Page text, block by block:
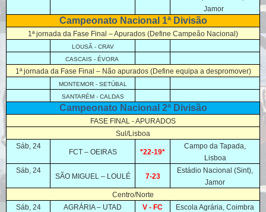
Jamor
Campeonato Nacional 1ª Divisão
1ª jornada da Fase Final – Apurados (Define Campeão Nacional)
LOUSÃ - CRAV
CASCAIS - ÉVORA
1ª jornada da Fase Final – Não apurados (Define equipa a despromover)
MONTEMOR - SETÚBAL
SANTARÉM - CALDAS
Campeonato Nacional 2ª Divisão
FASE FINAL - APURADOS
Sul/Lisboa
Sáb, 24
FCT – OEIRAS *22-19*
Campo da Tapada,
Lisboa
Sáb, 24
SÃO MIGUEL – LOULÉ 7-23
Estádio Nacional (Sint),
Jamor
Centro/Norte
Sáb, 24
AGRÁRIA – UTAD V - FC Escola Agrária, Coimbra